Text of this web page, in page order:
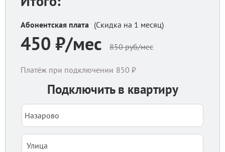
Абонентская плата (Скидка на 1 месяц)
450 ₽/мес 850руб/мес
Платёж при подключении 850 ₽
Подключить в квартиру